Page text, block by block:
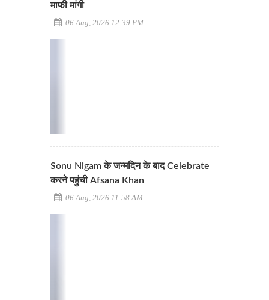
माफी मांगी
06 Aug, 2026 12:39 PM
Sonu Nigam के जन्मदिन के बाद Celebrate
करने पहुंची Afsana Khan
06 Aug, 2026 11:58 AM